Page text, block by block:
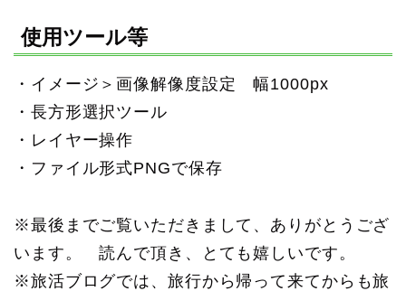
使用ツール等
・イメージ＞画像解像度設定 幅1000px
・長方形選択ツール
・レイヤー操作
・ファイル形式PNGで保存
※最後までご覧いただきまして、ありがとうござ
います。 読んで頂き、とても嬉しいです。
※旅活ブログでは、旅行から帰って来てからも旅